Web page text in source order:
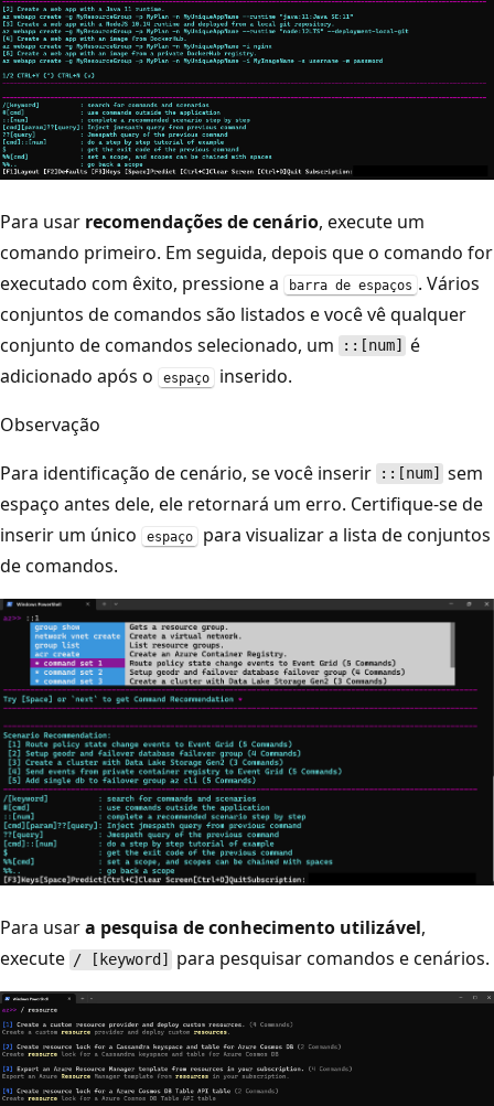
Para usar recomendações de cenário, execute um
comando primeiro. Em seguida, depois que o comando for
executado com êxito, pressione a
barra de espaços . Vários
conjuntos de comandos são listados e você vê qualquer
conjunto de comandos selecionado, um
::[num]
é
adicionado após o
espaço
inserido.
Observação
Para identificação de cenário, se você inserir
::[num]
sem
espaço antes dele, ele retornará um erro. Certifique-se de
inserir um único
espaço
para visualizar a lista de conjuntos
de comandos.
Para usara pesquisa de conhecimento utilizável,
execute / [keyword] para pesquisar comandos e cenários.